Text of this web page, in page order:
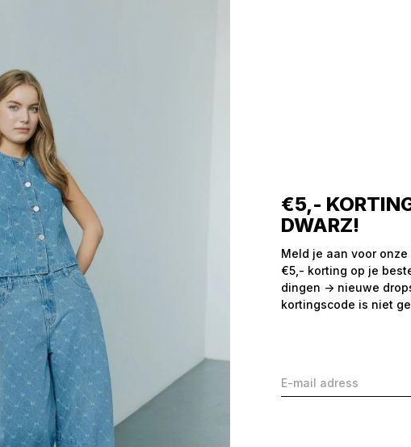
€5,-
DWARZ!
Meld je aan voor
€5,- korting op je
dingen -> nieuwe
kortingscode is niet
Seen 5 of the 5 products